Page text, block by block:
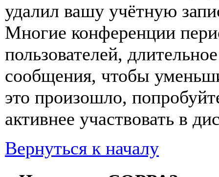
удалил вашу учётную
Многие конференции
пользователей,
сообщения, чтобы
это произошло,
активнее участвовать в
Вернуться к началу